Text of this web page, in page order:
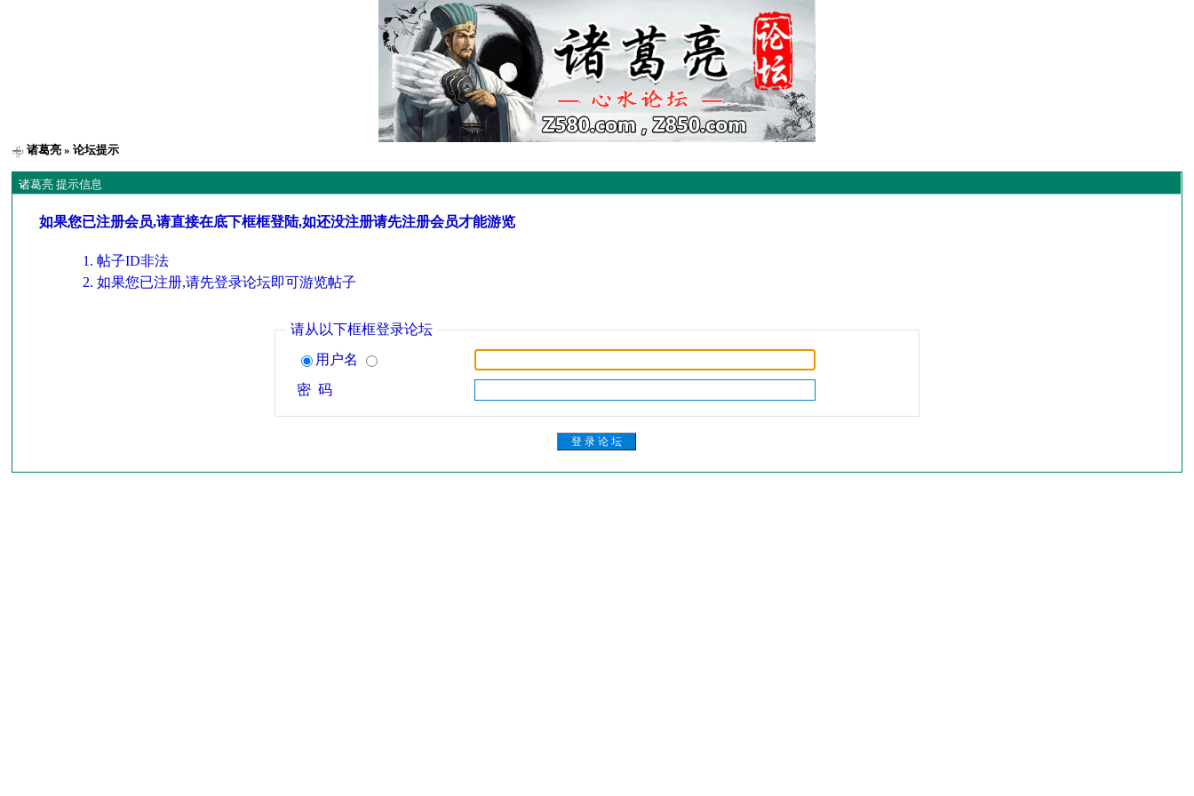
诸葛亮 » 论坛提示
诸葛亮 提示信息
如果您已注册会员,请直接在底下框框登陆,如还没注册请先注册会员才能游览
帖子ID非法
如果您已注册,请先登录论坛即可游览帖子
请从以下框框登录论坛
用户名
密 码